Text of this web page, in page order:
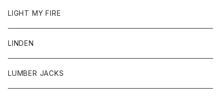
LIGHT MY FIRE
LINDEN
LUMBER JACKS